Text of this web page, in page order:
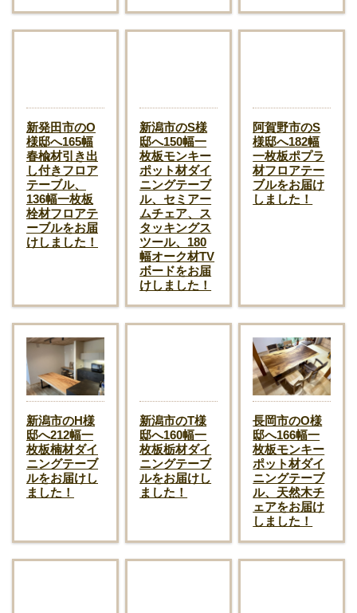
新発田市のO
様邸へ165幅
春楡材引き出
し付きフロア
テーブル、
136幅一枚板
栓材フロアテ
ーブルをお届
けしました！
新潟市のS様
邸へ150幅一
枚板モンキー
ポット材ダイ
ニングテーブ
ル、セミアー
ムチェア、ス
タッキングス
ツール、180
幅オーク材TV
ボードをお届
けしました！
阿賀野市のS
様邸へ182幅
一枚板ポプラ
材フロアテー
ブルをお届け
しました！
新潟市のH様
邸へ212幅一
枚板楠材ダイ
ニングテーブ
ルをお届けし
ました！
新潟市のT様
邸へ160幅一
枚板栃材ダイ
ニングテーブ
ルをお届けし
ました！
長岡市のO様
邸へ166幅一
枚板モンキー
ポット材ダイ
ニングテーブ
ル、天然木チ
ェアをお届け
しました！